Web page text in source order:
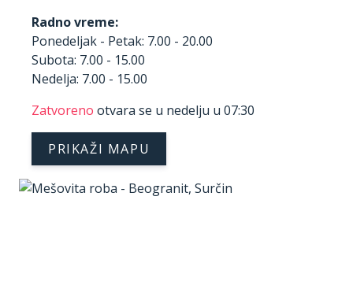
Radno vreme:
Ponedeljak - Petak: 7.00 - 20.00
Subota: 7.00 - 15.00
Nedelja: 7.00 - 15.00
Zatvoreno otvara se u nedelju u 07:30
PRIKAŽI MAPU